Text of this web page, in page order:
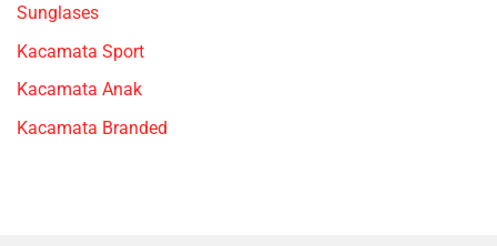
Sunglases
Kacamata Sport
Kacamata Anak
Kacamata Branded